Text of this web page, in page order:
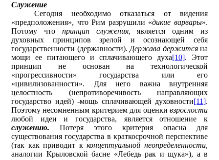
Служение
Сегодня необходимо отказаться от видения
«предположения», что Рим разрушили «дикие варвары».
Потому что принцип служения, является одним из
духовных принципов зрелой и осознающей себя
государственности (державности). Держава держитсяна
мощи ее питающего и сплачивающего духа[10]. Этот
принцип не основан на технологической
«прогрессивности» государства или его
«цивилизованности». Для него важна внутренняя
целостность (непротиворечивость направляющих
государство идей) -мощь сплачивающей духовности[11].
Поэтому несомненным критерием для оценки взрослости
любой идеи и государства, является отношение к
служению. Потеря этого критерия опасна для
существования государства в краткосрочной перспективе
(так как приводит кконцептуальной неопределенности,
аналогии Крыловской басне «Лебедь рак и щука»), а в